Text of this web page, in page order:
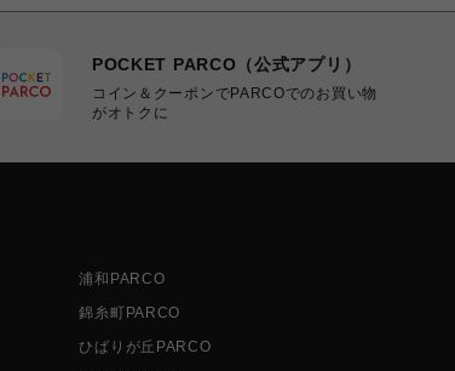
POCKET PARCO（公式アプリ）
コイン＆クーポンでPARCOでのお買い物
がオトクに
浦和PARCO
錦糸町PARCO
ひばりが丘PARCO